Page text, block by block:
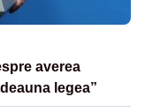
averea
legea”